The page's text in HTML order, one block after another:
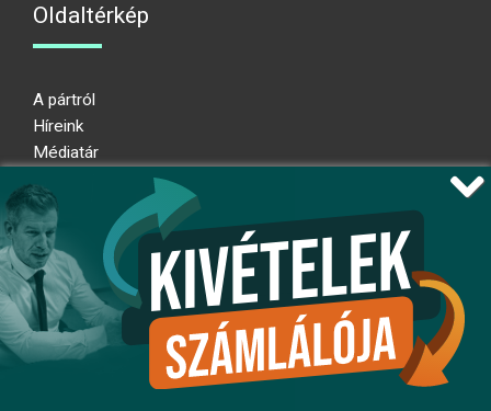
Oldaltérkép
A pártról
Híreink
Médiatár
Adatkezelési nyilatkozat
Átláthatósági nyilatkozat
Ugrás az oldal tetejére
Kövessen minket!